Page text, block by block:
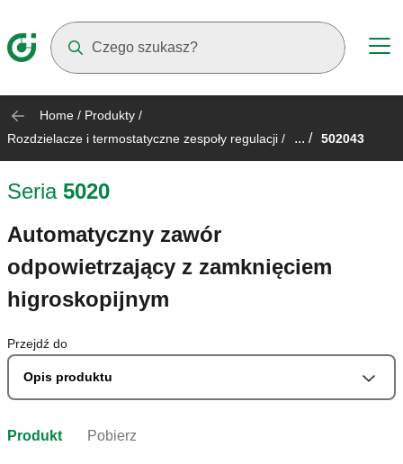
Home / Produkty /
Rozdzielacze i termostatyczne zespoły regulacji / ... / 502043
Seria 5020
Automatyczny zawór
odpowietrzający z zamknięciem
higroskopijnym
Przejdź do
Opis produktu
Produkt Pobierz